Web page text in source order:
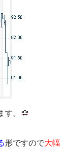
す。
形ですので大幅